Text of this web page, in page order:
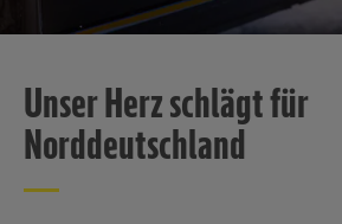
Unser Herz schlägt für
Norddeutschland